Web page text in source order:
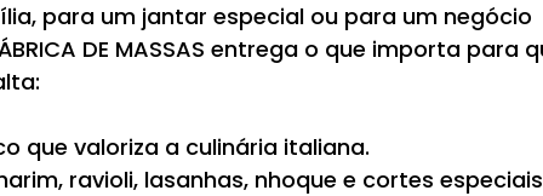
para um jantar especial ou para um negócio
DE MASSAS entrega o que importa para
que valoriza a culinária italiana.
ravioli, lasanhas, nhoque e cortes